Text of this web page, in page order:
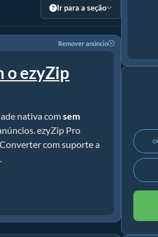
Ir para a seção
Remover anúncio
o ezyZip
nativa comsem
ezyZip Pro
com suporte a